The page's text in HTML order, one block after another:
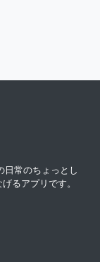
日常のちょっとし
るアプリです。